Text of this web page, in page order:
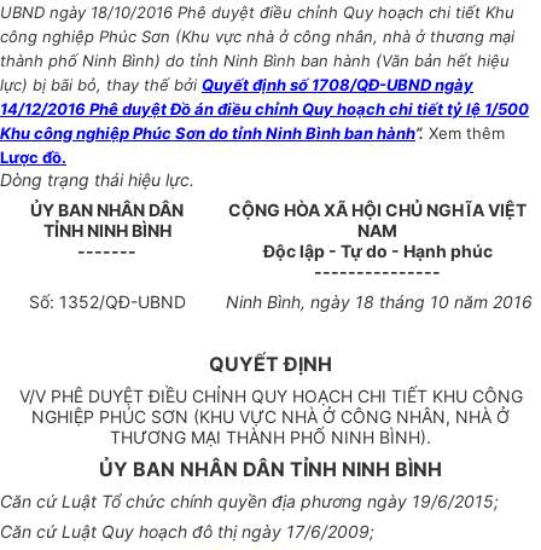
UBND ngày 18/10/2016 Phê duyệt điều chỉnh Quy hoạch chi tiết Khu
công nghiệp Phúc Sơn (Khu vực nhà ở công nhân, nhà ở thương mại
thành phố Ninh Bình) do tỉnh Ninh Bình ban hành (Văn bản hết hiệu
lực) bị bãi bỏ, thay thế bởi Quyết định số 1708/QĐ-UBND ngày
14/12/2016 Phê duyệt Đồ án điều chỉnh Quy hoạch chi tiết tỷ lệ 1/500
Khu công nghiệp Phúc Sơn do tỉnh Ninh Bình ban hành”. Xem thêm
Lược đồ.
Dòng trạng thái hiệu lực.
ỦY BAN NHÂN DÂN
TỈNH NINH BÌNH
-------
CỘNG HÒA XÃ HỘI CHỦ NGHĨA VIỆT
NAM
Độc lập - Tự do - Hạnh phúc
---------------
Số: 1352/QĐ-UBND Ninh Bình, ngày 18 tháng 10 năm 2016
QUYẾT ĐỊNH
V/V PHÊ DUYỆT ĐIỀU CHỈNH QUY HOẠCH CHI TIẾT KHU CÔNG
NGHIỆP PHÚC SƠN (KHU VỰC NHÀ Ở CÔNG NHÂN, NHÀ Ở
THƯƠNG MẠI THÀNH PHỐ NINH BÌNH).
ỦY BAN NHÂN DÂN TỈNH NINH BÌNH
Căn cứ Luật Tổ chức chính quyền địa phương ngày 19/6/2015;
Căn cứ Luật Quy hoạch đô thị ngày 17/6/2009;